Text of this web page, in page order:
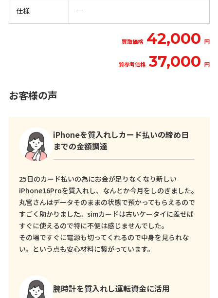
仕様 ―
買取価格 42,000 円
質参考価格 37,000 円
お客様の声
iPhoneを質入れしカード払いの締め日
までの金額調達
25日のカード払いの為にお金が足りなくなり新しい
iPhone16Proを質入れし、なんとか今月をしのぎました。
丸宮さんはデータそのままの状態で預かってもらえるので
すごく助かりました。simカードは古いケータイに差せば
すぐに使えるので特に不便は感じませんでした。
その場ですぐに電源も切ってくれるので中身を見られな
い。という点も安心材料に繋がっています。
腕時計を質入れし運転資金に活用